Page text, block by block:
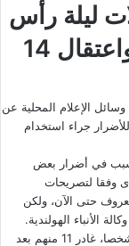
ليلة رأس
السنة شهدت أحداث عنيفة واعتقال 14
الإعلام المحلية عن
جراء استخدام
في أضرار بعض
وفقا لتصريحات
حتى الآن، ولكن
الأنباء الهولندية.
وعالج مركز الحروق في مستشفى خرونينجن حوالي 14 شخصا، غادر 11 منهم بعد